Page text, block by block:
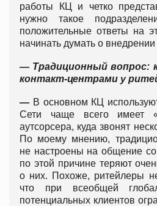
работы КЦ и четко
нужно такое
положительные ответы на
начинать думать о внедрении
— Традиционный вопрос:
контакт-центрами у
— В основном КЦ
Сети чаще всего имеет
аутсорсера, куда звонят
По моему мнению,
не настроены на общение
по этой причине теряют
о них. Похоже, ритейлеры
что при всеобщей
потенциальных клиентов